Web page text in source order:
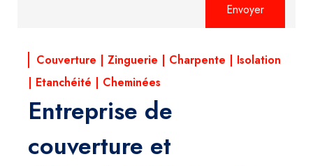
Couverture | Zinguerie | Charpente | Isolation
| Etanchéité | Cheminées
Entreprise de
couverture et